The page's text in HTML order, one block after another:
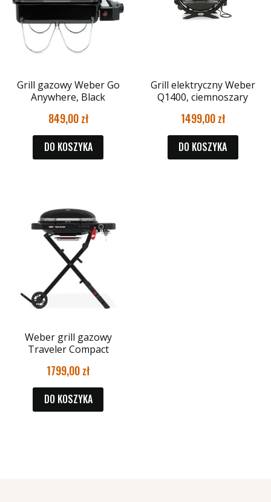
Grill gazowy Weber Go
Anywhere, Black
849,00
DO KOSZYKA
Grill elektryczny Weber
Q1400, ciemnoszary
1499,00
DO KOSZYKA
Weber grill gazowy
Traveler Compact
1799,00
DO KOSZYKA